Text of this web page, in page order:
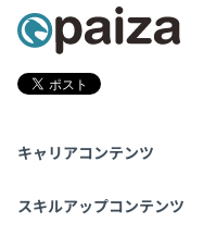
キャリアコンテンツ
転職・キャリア
スキルアップコンテンツ